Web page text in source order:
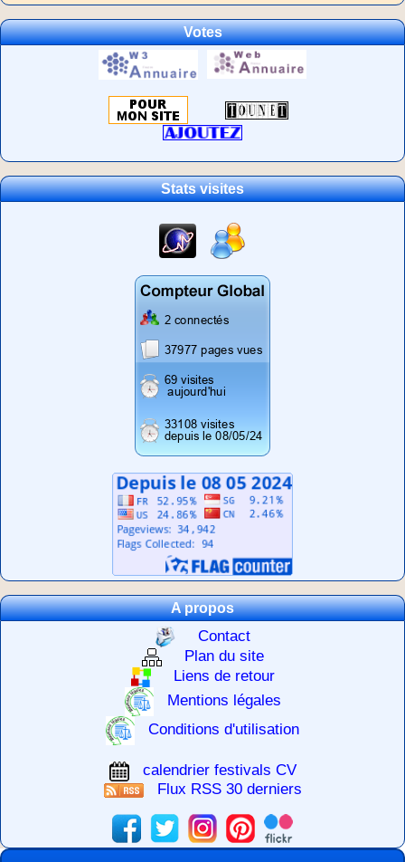
Votes
Stats visites
A propos
Contact
Plan du site
Liens de retour
Mentions légales
Conditions d'utilisation
calendrier festivals CV
Flux RSS 30 derniers